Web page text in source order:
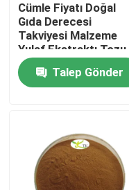
Ürün
Cümle Fiyatı Doğal
Gıda Derecesi
Takviyesi Malzeme
Yulaf Ekstraktı Tozu
Beta Glükan 70%
Talep Gönder